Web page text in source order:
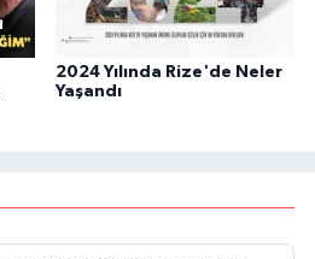
2024 Yılında Rize'de Neler
Yaşandı